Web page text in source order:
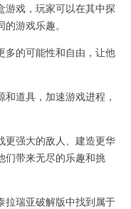
戏，玩家可以在其中探
游戏乐趣。
的可能性和自由，让他
道具，加速游戏进程，
强大的敌人、建造更华
们带来无尽的乐趣和挑
瑞亚破解版中找到属于